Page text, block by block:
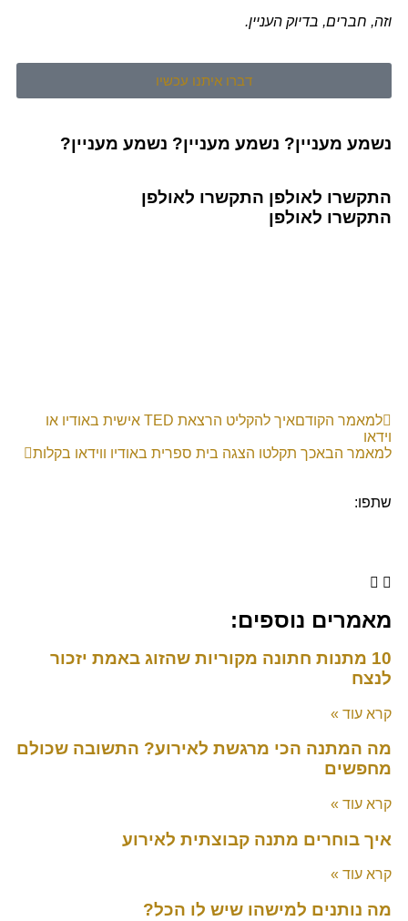
וזה, חברים, בדיוק העניין.
דברו איתנו עכשיו
נשמע מעניין? נשמע מעניין? נשמע מעניין?
התקשרו לאולפן התקשרו לאולפן
התקשרו לאולפן
למאמר הקודם
איך להקליט הרצאת TED אישית באודיו או
וידאו
למאמר הבאכך תקלטו הצגה בית ספרית באודיו ווידאו בקלות
שתפו:
מאמרים נוספים:
10 מתנות חתונה מקוריות שהזוג באמת יזכור
לנצח
קרא עוד »
מה המתנה הכי מרגשת לאירוע? התשובה שכולם
מחפשים
קרא עוד »
איך בוחרים מתנה קבוצתית לאירוע
קרא עוד »
מה נותנים למישהו שיש לו הכל?